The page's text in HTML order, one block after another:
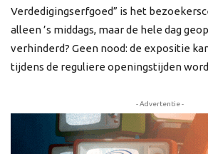
Verdedigingserfgoed” is het
alleen ’s middags, maar de hele dag
verhinderd? Geen nood: de expositie
tijdens de reguliere openingstijden
- Advertentie -